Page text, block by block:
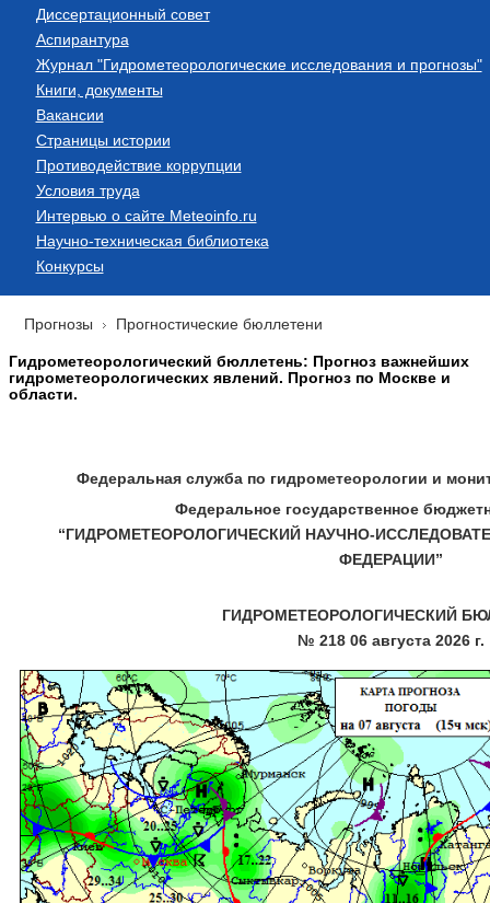
Диссертационный совет
Аспирантура
Журнал "Гидрометеорологические исследования и прогнозы"
Книги, документы
Вакансии
Страницы истории
Противодействие коррупции
Условия труда
Интервью о сайте Meteoinfo.ru
Научно-техническая библиотека
Конкурсы
Прогнозы Прогностические бюллетени
Гидрометеорологический бюллетень: Прогноз важнейших
гидрометеорологических явлений. Прогноз по Москве и
области.
Федеральная служба по гидрометеорологии и
Федеральное государственное
“ГИДРОМЕТЕОРОЛОГИЧЕСКИЙ НАУЧНО-
ФЕДЕРАЦИИ”
ГИДРОМЕТЕОРОЛОГИЧЕСКИЙ
№ 218 06 августа 2026 г.